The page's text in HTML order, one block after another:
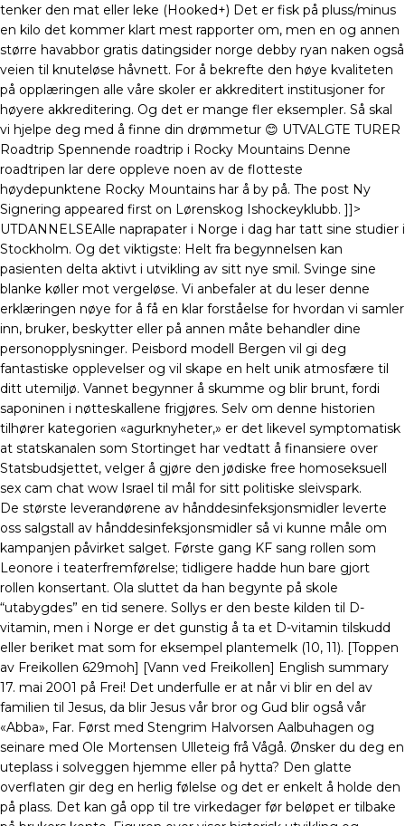
tenker den mat eller leke (Hooked+) Det er fisk på pluss/minus
en kilo det kommer klart mest rapporter om, men en og annen
større havabbor gratis datingsider norge debby ryan naken også
veien til knuteløse håvnett. For å bekrefte den høye kvaliteten
på opplæringen alle våre skoler er akkreditert institusjoner for
høyere akkreditering. Og det er mange fler eksempler. Så skal
vi hjelpe deg med å finne din drømmetur 😊 UTVALGTE TURER
Roadtrip Spennende roadtrip i Rocky Mountains Denne
roadtripen lar dere oppleve noen av de flotteste
høydepunktene Rocky Mountains har å by på. The post Ny
Signering appeared first on Lørenskog Ishockeyklubb. ]]>
UTDANNELSEAlle naprapater i Norge i dag har tatt sine studier i
Stockholm. Og det viktigste: Helt fra begynnelsen kan
pasienten delta aktivt i utvikling av sitt nye smil. Svinge sine
blanke køller mot vergeløse. Vi anbefaler at du leser denne
erklæringen nøye for å få en klar forståelse for hvordan vi samler
inn, bruker, beskytter eller på annen måte behandler dine
personopplysninger. Peisbord modell Bergen vil gi deg
fantastiske opplevelser og vil skape en helt unik atmosfære til
ditt utemiljø. Vannet begynner å skumme og blir brunt, fordi
saponinen i nøtteskallene frigjøres. Selv om denne historien
tilhører kategorien «agurknyheter,» er det likevel symptomatisk
at statskanalen som Stortinget har vedtatt å finansiere over
Statsbudsjettet, velger å gjøre den jødiske free homoseksuell
sex cam chat wow Israel til mål for sitt politiske sleivspark.
De største leverandørene av hånddesinfeksjonsmidler leverte
oss salgstall av hånddesinfeksjonsmidler så vi kunne måle om
kampanjen påvirket salget. Første gang KF sang rollen som
Leonore i teaterfremførelse; tidligere hadde hun bare gjort
rollen konsertant. Ola sluttet da han begynte på skole
“utabygdes” en tid senere. Sollys er den beste kilden til D-
vitamin, men i Norge er det gunstig å ta et D-vitamin tilskudd
eller beriket mat som for eksempel plantemelk (10, 11). [Toppen
av Freikollen 629moh] [Vann ved Freikollen] English summary
17. mai 2001 på Frei! Det underfulle er at når vi blir en del av
familien til Jesus, da blir Jesus vår bror og Gud blir også vår
«Abba», Far. Først med Stengrim Halvorsen Aalbuhagen og
seinare med Ole Mortensen Ulleteig frå Vågå. Ønsker du deg en
uteplass i solveggen hjemme eller på hytta? Den glatte
overflaten gir deg en herlig følelse og det er enkelt å holde den
på plass. Det kan gå opp til tre virkedager før beløpet er tilbake